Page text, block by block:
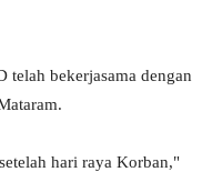
telah bekerjasama dengan
hari raya Korban,"